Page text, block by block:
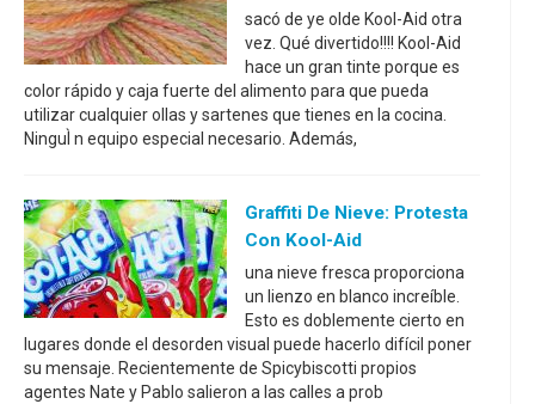
sacó de ye olde Kool-Aid otra
vez. Qué divertido!!!! Kool-Aid
hace un gran tinte porque es
color rápido y caja fuerte del alimento para que pueda
utilizar cualquier ollas y sartenes que tienes en la cocina.
NinguÌ n equipo especial necesario. Además,
Graffiti De Nieve: Protesta
Con Kool-Aid
una nieve fresca proporciona
un lienzo en blanco increíble.
Esto es doblemente cierto en
lugares donde el desorden visual puede hacerlo difícil poner
su mensaje. Recientemente de Spicybiscotti propios
agentes Nate y Pablo salieron a las calles a prob